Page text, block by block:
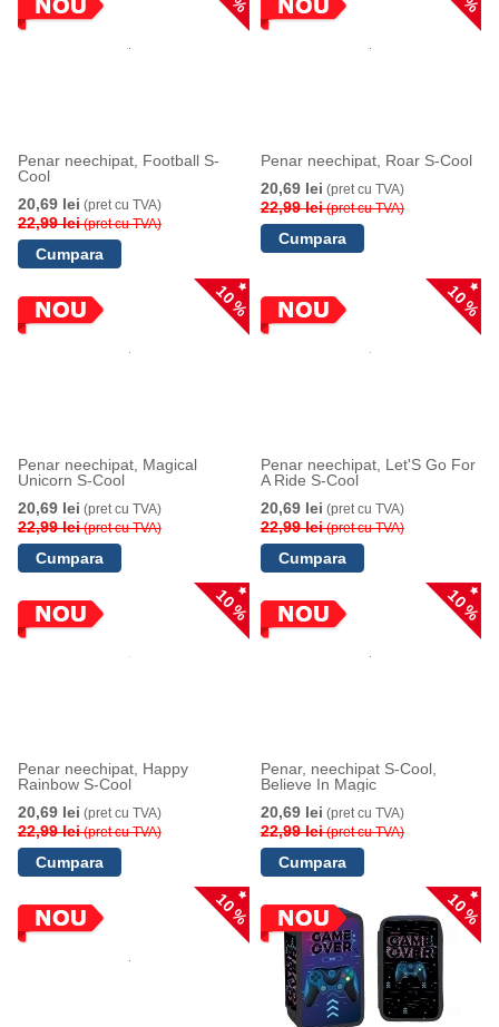
Penar neechipat, Football S-
Cool
20,69 lei (pret cu TVA)
22,99 lei(pret cu TVA)
Penar neechipat, Roar S-Cool
20,69 lei (pret cu TVA)
22,99 lei(pret cu TVA)
10 %
Penar neechipat, Magical
Unicorn S-Cool
20,69 lei (pret cu TVA)
22,99 lei(pret cu TVA)
10 %
Penar neechipat, Let'S Go For
A Ride S-Cool
20,69 lei (pret cu TVA)
22,99 lei(pret cu TVA)
10 %
Penar neechipat, Happy
Rainbow S-Cool
20,69 lei (pret cu TVA)
22,99 lei(pret cu TVA)
10 %
Penar, neechipat S-Cool,
Believe In Magic
20,69 lei (pret cu TVA)
22,99 lei(pret cu TVA)
10 % 10 %